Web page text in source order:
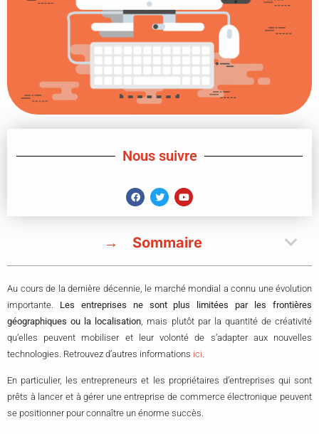
Nous suivre
Sommaire
Au cours de la dernière décennie, le marché mondial a connu une évolution
importante. Les entreprises ne sont plus limitées par les frontières
géographiques ou la localisation , mais plutôt par la quantité de créativité
qu’elles peuvent mobiliser et leur volonté de s’adapter aux nouvelles
technologies. Retrouvez d’autres informations ici
En particulier, les entrepreneurs et les propriétaires d’entreprises qui sont
prêts à lancer et à gérer une entreprise de commerce électronique peuvent
se positionner pour connaître un énorme succès.